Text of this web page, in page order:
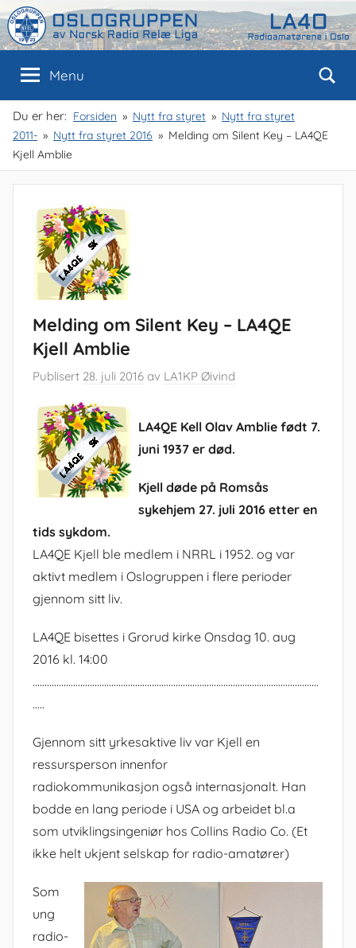
Skip
to
content
Oslogruppen
av
NRRL
Oslo
Menu
Du er her: Forsiden Nytt fra styret
Nytt fra styret
2011-
Nytt fra styret 2016
Melding om Silent Key – LA4QE
Kjell Amblie
Melding om Silent Key – LA4QE
Kjell Amblie
Publisert 28. juli 2016 av LA1KP Øivind
LA4QE Kell Olav Amblie født 7.
juni 1937 er død.
Kjell døde på Romsås
sykehjem 27. juli 2016 etter en
tids sykdom.
LA4QE Kjell ble medlem i NRRL i 1952. og var
aktivt medlem i Oslogruppen i flere perioder
gjennom sitt liv.
LA4QE bisettes i Grorud kirke Onsdag 10. aug
2016 kl. 14:00
…………………………………………………………………………………………………………
…..
Gjennom sitt yrkesaktive liv var Kjell en
ressursperson innenfor
radiokommunikasjon også internasjonalt. Han
bodde en lang periode i USA og arbeidet bl.a
som utviklingsingeniør hos Collins Radio Co. (Et
ikke helt ukjent selskap for radio-amatører)
Som
ung
radio-